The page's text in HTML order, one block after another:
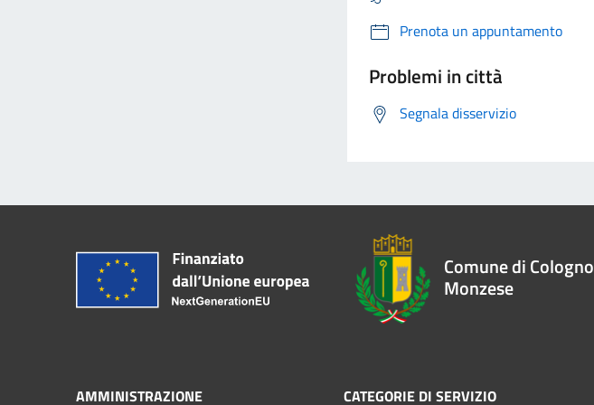
Prenota un appuntamento
Problemi in città
Segnala disservizio
Comune di Cologno
Monzese
AMMINISTRAZIONE CATEGORIE DI SERVIZIO